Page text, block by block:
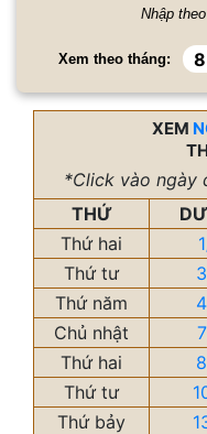
Nhập
Xem theo tháng:
XEM
*Click vào ngày
THỨ
Thứ hai
Thứ tư
Thứ năm
Chủ nhật
Thứ hai
Thứ tư
Thứ bảy